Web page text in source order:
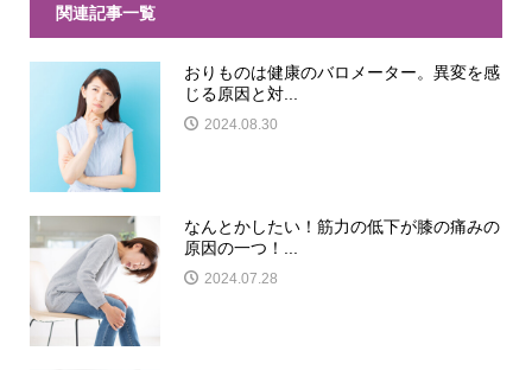
関連記事一覧
おりものは健康のバロメーター。異変を感
じる原因と対...
2024.08.30
なんとかしたい！筋力の低下が膝の痛みの
原因の一つ！...
2024.07.28